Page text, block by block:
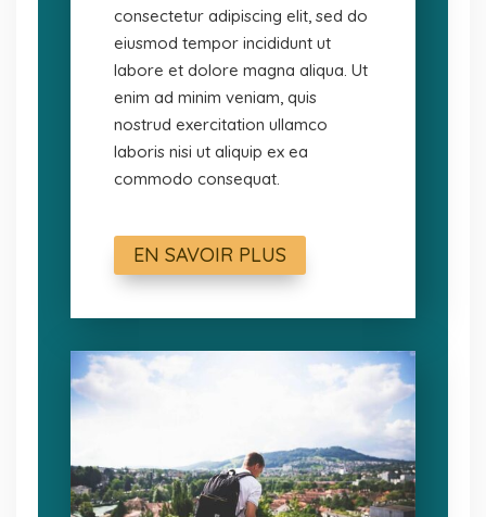
consectetur adipiscing elit, sed do
eiusmod tempor incididunt ut
labore et dolore magna aliqua. Ut
enim ad minim veniam, quis
nostrud exercitation ullamco
laboris nisi ut aliquip ex ea
commodo consequat.
EN SAVOIR PLUS